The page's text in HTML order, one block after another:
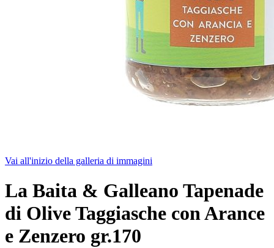
Vai all'inizio della galleria di immagini
La Baita & Galleano Tapenade
di Olive Taggiasche con Arance
e Zenzero gr.170